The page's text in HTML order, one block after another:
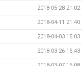
2018-05-28 21:02
2018-04-11 21:40
2018-04-03 15:03
2018-03-26 15:43